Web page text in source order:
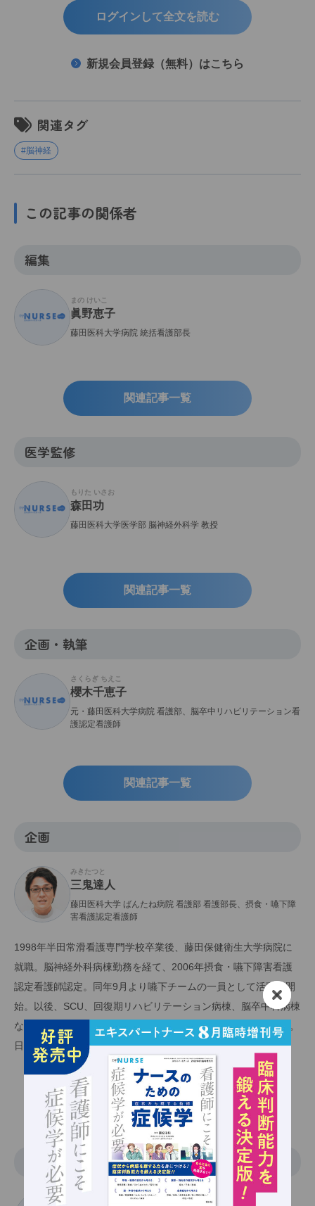
ログインして全文を読む
新規会員登録（無料）はこちら
関連タグ
#脳神経
この記事の関係者
編集
まの けいこ
眞野恵子
藤田医科大学病院 統括看護部長
関連記事一覧
医学監修
もりた いさお
森田功
藤田医科大学医学部 脳神経外科学 教授
関連記事一覧
企画・執筆
さくらぎ ちえこ
櫻木千恵子
元・藤田医科大学病院 看護部、脳卒中リハビリテーション看
護認定看護師
関連記事一覧
企画
みきたつと
三鬼達人
藤田医科大学 ばんたね病院 看護部 看護部長、摂食・嚥下障
害看護認定看護師
1998年半田常滑看護専門学校卒業後、藤田保健衛生大学病院に
就職。脳神経外科病棟勤務を経て、2006年摂食・嚥下障害看護
認定看護師認定。同年9月より嚥下チームの一員として活動を開
始。以後、SCU、回復期リハビリテーション病棟、脳卒中科病棟
などの勤務を経て、現在、藤田医科大学ばんたね病院にて現職。
日本摂食嚥下リハビリテーション学会認定士。
関連記事一覧
イラスト